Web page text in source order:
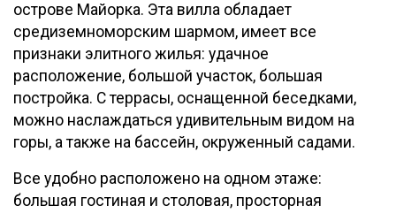
острове Майорка. Эта вилла обладает
средиземноморским шармом, имеет все
признаки элитного жилья: удачное
расположение, большой участок, большая
постройка. С террасы, оснащенной беседками,
можно наслаждаться удивительным видом на
горы, а также на бассейн, окруженный садами.
Все удобно расположено на одном этаже:
большая гостиная и столовая, просторная